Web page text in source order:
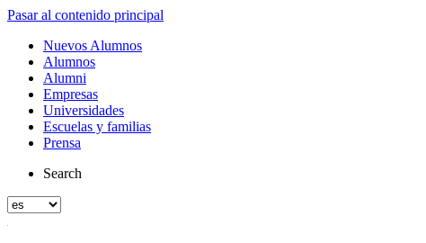
Pasar al contenido principal
Nuevos Alumnos
Alumnos
Alumni
Empresas
Universidades
Escuelas y familias
Prensa
Search